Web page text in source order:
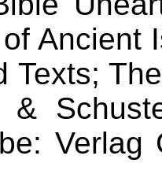
Ancient
Texts;
&
Verlag